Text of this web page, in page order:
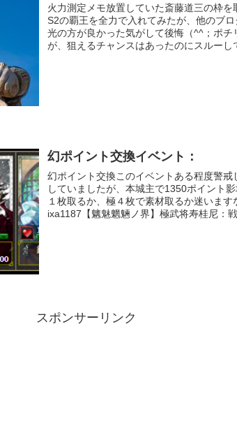
火力測定メモ放置していた斎藤道三の枠を
S2の覇王を全力で入れてみたが、他のブ
光の方が良かった気がして後悔（^^；ポチ
が、狙えるチャンスはあったのにスルーし
幻ポイント交換イベント：
幻ポイント交換このイベントある程度警戒
していましたが、本城主で1350ポイント
１枚取るか、極４枚で素材取るか迷いま
ixa1187【魑魅魍魎ノ界】極武将寿桂尼：戦
スポンサーリンク